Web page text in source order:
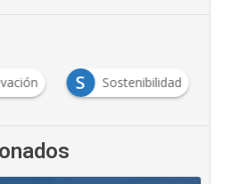
S Sostenibilidad